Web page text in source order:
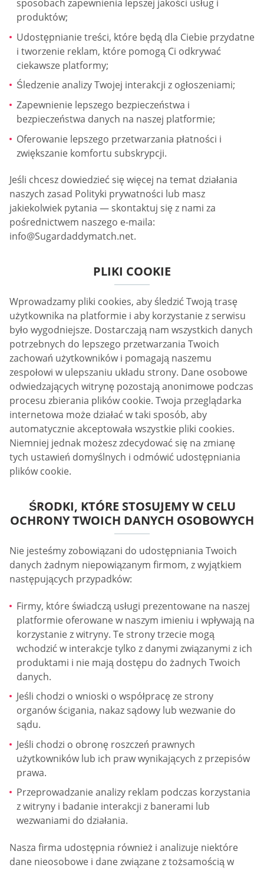
sposobach zapewnienia lepszej jakości usług i
produktów;
Udostępnianie treści, które będą dla Ciebie przydatne
i tworzenie reklam, które pomogą Ci odkrywać
ciekawsze platformy;
Śledzenie analizy Twojej interakcji z ogłoszeniami;
Zapewnienie lepszego bezpieczeństwa i
bezpieczeństwa danych na naszej platformie;
Oferowanie lepszego przetwarzania płatności i
zwiększanie komfortu subskrypcji.
Jeśli chcesz dowiedzieć się więcej na temat działania
naszych zasad Polityki prywatności lub masz
jakiekolwiek pytania — skontaktuj się z nami za
pośrednictwem naszego e-maila:
info@Sugardaddymatch.net.
PLIKI COOKIE
Wprowadzamy pliki cookies, aby śledzić Twoją trasę
użytkownika na platformie i aby korzystanie z serwisu
było wygodniejsze. Dostarczają nam wszystkich danych
potrzebnych do lepszego przetwarzania Twoich
zachowań użytkowników i pomagają naszemu
zespołowi w ulepszaniu układu strony. Dane osobowe
odwiedzających witrynę pozostają anonimowe podczas
procesu zbierania plików cookie. Twoja przeglądarka
internetowa może działać w taki sposób, aby
automatycznie akceptowała wszystkie pliki cookies.
Niemniej jednak możesz zdecydować się na zmianę
tych ustawień domyślnych i odmówić udostępniania
plików cookie.
ŚRODKI, KTÓRE STOSUJEMY W CELU
OCHRONY TWOICH DANYCH OSOBOWYCH
Nie jesteśmy zobowiązani do udostępniania Twoich
danych żadnym niepowiązanym firmom, z wyjątkiem
następujących przypadków:
Firmy, które świadczą usługi prezentowane na naszej
platformie oferowane w naszym imieniu i wpływają na
korzystanie z witryny. Te strony trzecie mogą
wchodzić w interakcje tylko z danymi związanymi z ich
produktami i nie mają dostępu do żadnych Twoich
danych.
Jeśli chodzi o wnioski o współpracę ze strony
organów ścigania, nakaz sądowy lub wezwanie do
sądu.
Jeśli chodzi o obronę roszczeń prawnych
użytkowników lub ich praw wynikających z przepisów
prawa.
Przeprowadzanie analizy reklam podczas korzystania
z witryny i badanie interakcji z banerami lub
wezwaniami do działania.
Nasza firma udostępnia również i analizuje niektóre
dane nieosobowe i dane związane z tożsamością w